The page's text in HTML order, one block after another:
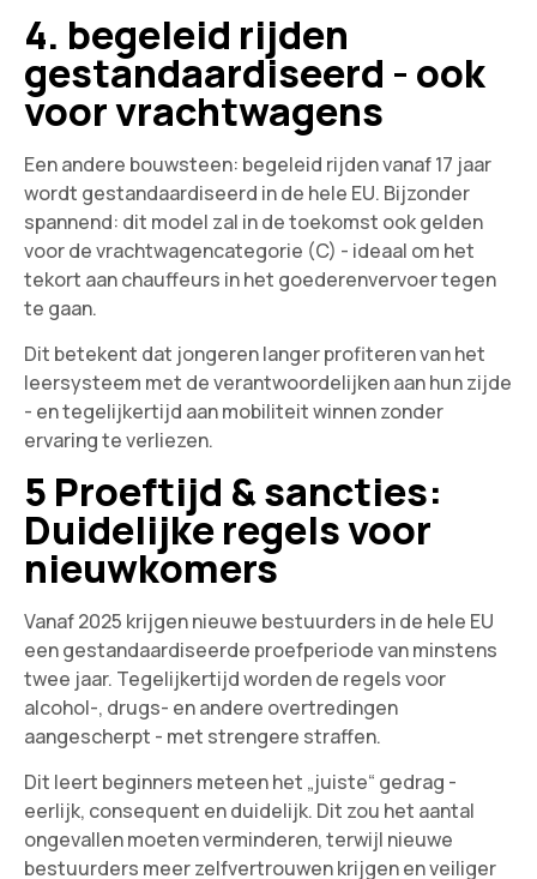
4. begeleid rijden
gestandaardiseerd - ook
voor vrachtwagens
Een andere bouwsteen: begeleid rijden vanaf 17 jaar
wordt gestandaardiseerd in de hele EU. Bijzonder
spannend: dit model zal in de toekomst ook gelden
voor de vrachtwagencategorie (C) - ideaal om het
tekort aan chauffeurs in het goederenvervoer tegen
te gaan.
Dit betekent dat jongeren langer profiteren van het
leersysteem met de verantwoordelijken aan hun zijde
- en tegelijkertijd aan mobiliteit winnen zonder
ervaring te verliezen.
5 Proeftijd & sancties:
Duidelijke regels voor
nieuwkomers
Vanaf 2025 krijgen nieuwe bestuurders in de hele EU
een gestandaardiseerde proefperiode van minstens
twee jaar. Tegelijkertijd worden de regels voor
alcohol-, drugs- en andere overtredingen
aangescherpt - met strengere straffen.
Dit leert beginners meteen het „juiste“ gedrag -
eerlijk, consequent en duidelijk. Dit zou het aantal
ongevallen moeten verminderen, terwijl nieuwe
bestuurders meer zelfvertrouwen krijgen en veiliger